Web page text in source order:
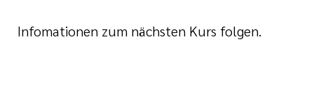
Infomationen zum nächsten Kurs folgen.